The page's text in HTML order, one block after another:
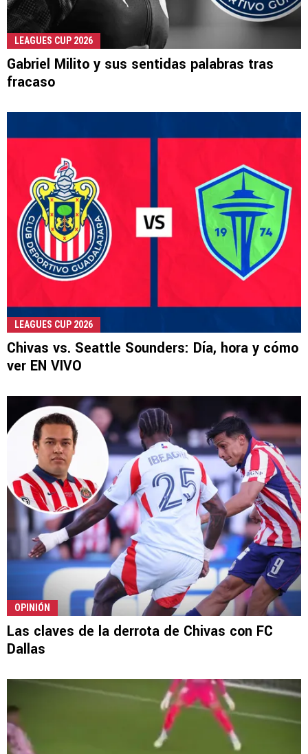
LEAGUES CUP 2026
Gabriel Milito y sus sentidas palabras tras
fracaso
LEAGUES CUP 2026
Chivas vs. Seattle Sounders: Día, hora y cómo
ver EN VIVO
OPINIÓN
Las claves de la derrota de Chivas con FC
Dallas